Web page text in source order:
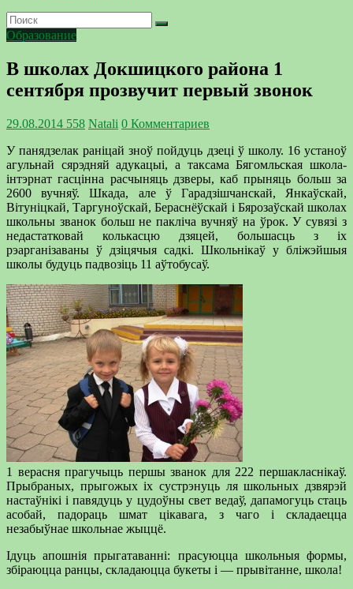
Образование
В школах Докшицкого района 1
сентября прозвучит первый звонок
29.08.2014 558 Natali 0 Комментариев
У панядзелак раніцай зноў пойдуць дзеці ў школу. 16 устаноў
агульнай сярэдняй адукацыі, а таксама Бягомльская школа-
інтэрнат гасцінна расчыняць дзверы, каб прыняць больш за
2600 вучняў. Шкада, але ў Гарадзішчанскай, Янкаўскай,
Вітуніцкай, Таргуноўскай, Бераснёўскай і Бярозаўскай школах
школьны званок больш не пакліча вучняў на ўрок. У сувязі з
недастатковай колькасцю дзяцей, большасць з іх
рэарганізаваны ў дзіцячыя садкі. Школьнікаў у бліжэйшыя
школы будуць падвозіць 11 аўтобусаў.
1 верасня прагучыць першы званок для 222 першакласнікаў.
Прыбраных, прыгожых іх сустрэнуць ля школьных дзвярэй
настаўнікі і павядуць у цудоўны свет ведаў, дапамогуць стаць
асобай, падораць шмат цікавага, з чаго і складаецца
незабыўнае школьнае жыццё.
Ідуць апошнія прыгатаванні: прасуюцца школьныя формы,
збіраюцца ранцы, складаюцца букеты і — прывітанне, школа!